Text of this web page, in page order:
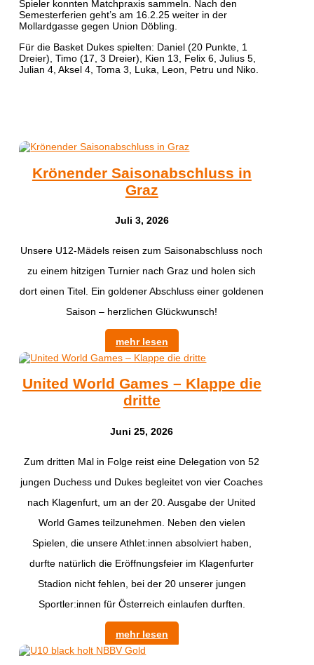
Spieler konnten Matchpraxis sammeln. Nach den
Semesterferien geht’s am 16.2.25 weiter in der
Mollardgasse gegen Union Döbling.
Für die Basket Dukes spielten: Daniel (20 Punkte, 1
Dreier), Timo (17, 3 Dreier), Kien 13, Felix 6, Julius 5,
Julian 4, Aksel 4, Toma 3, Luka, Leon, Petru und Niko.
Krönender Saisonabschluss in
Graz
Juli 3, 2026
Unsere U12-Mädels reisen zum Saisonabschluss noch
zu einem hitzigen Turnier nach Graz und holen sich
dort einen Titel. Ein goldener Abschluss einer goldenen
Saison – herzlichen Glückwunsch!
mehr lesen
United World Games – Klappe die
dritte
Juni 25, 2026
Zum dritten Mal in Folge reist eine Delegation von 52
jungen Duchess und Dukes begleitet von vier Coaches
nach Klagenfurt, um an der 20. Ausgabe der United
World Games teilzunehmen. Neben den vielen
Spielen, die unsere Athlet:innen absolviert haben,
durfte natürlich die Eröffnungsfeier im Klagenfurter
Stadion nicht fehlen, bei der 20 unserer jungen
Sportler:innen für Österreich einlaufen durften.
mehr lesen